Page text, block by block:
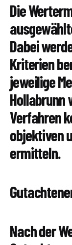
Die
Dabei
Kriterien
jeweilige
Hollabrunn
Verfahren
objektiven
ermitteln.
Nach der